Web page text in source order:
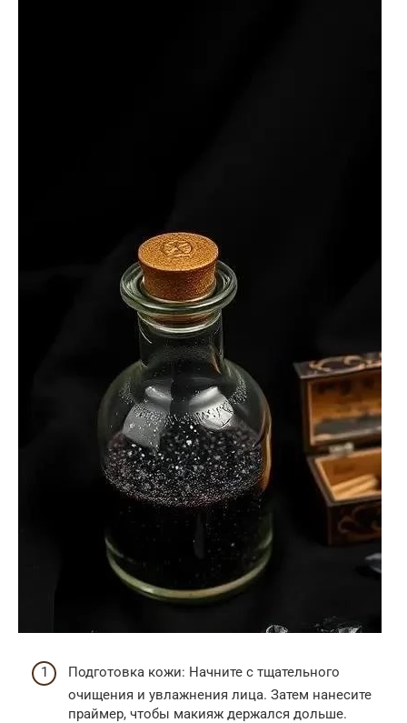
Подготовка кожи: Начните с тщательного
очищения и увлажнения лица. Затем нанесите
праймер, чтобы макияж держался дольше.